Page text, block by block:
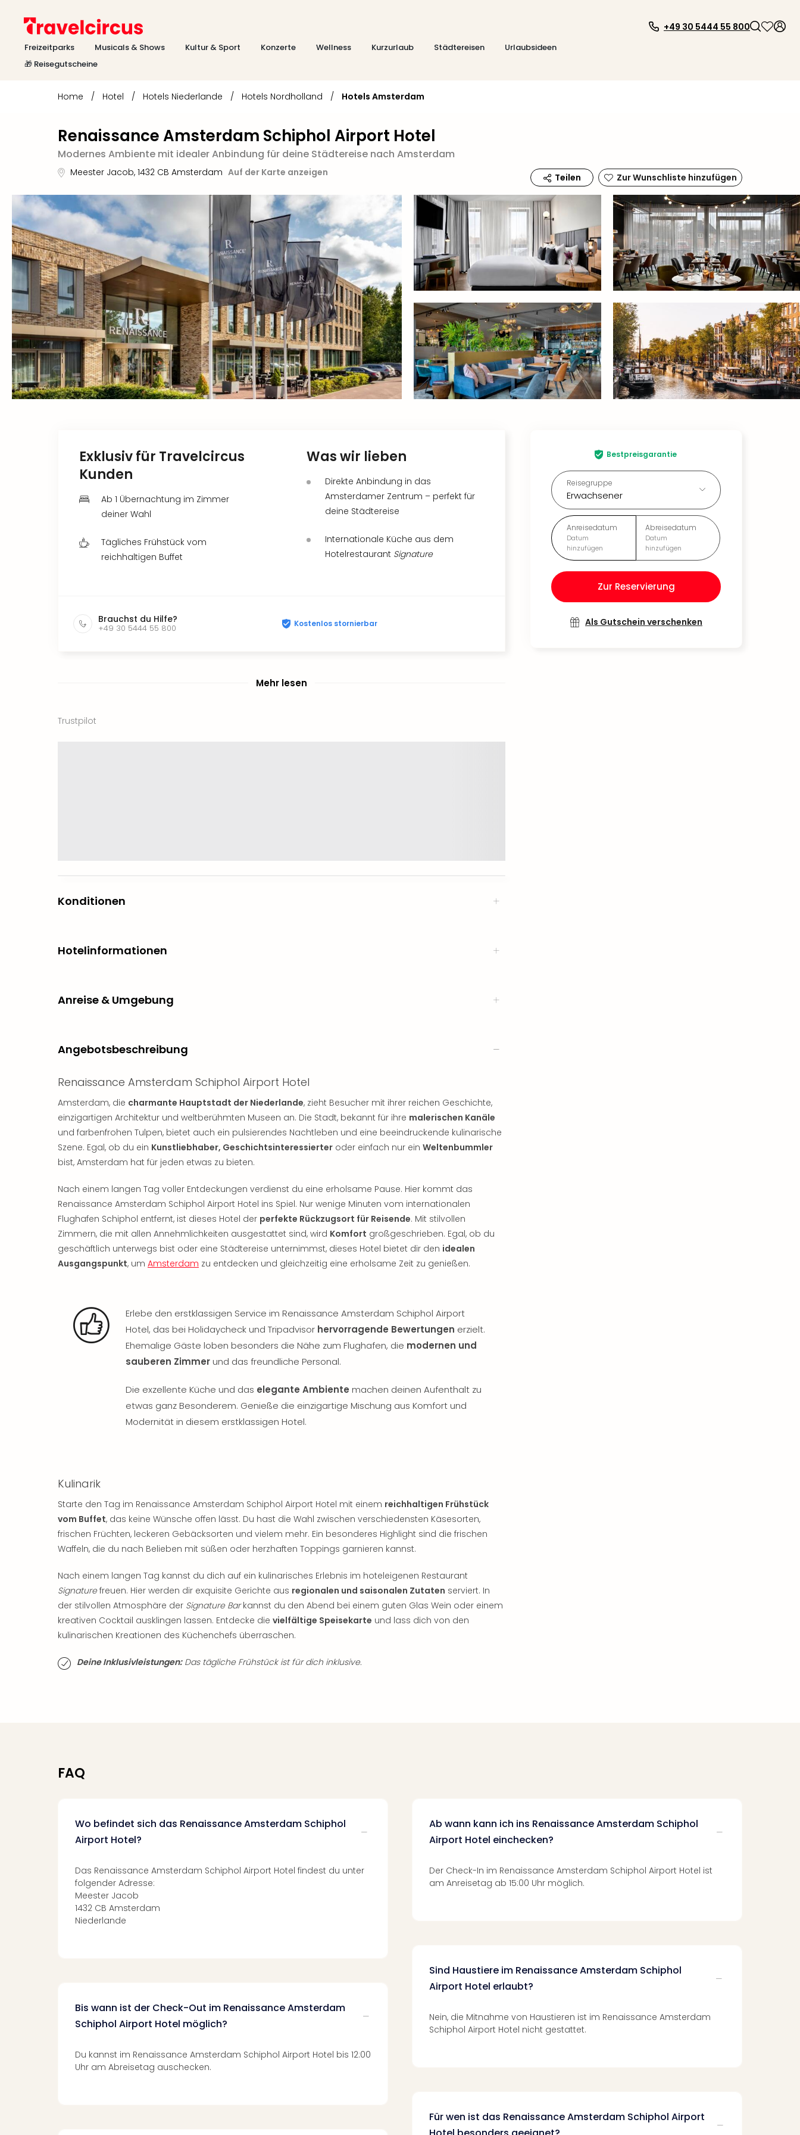
Freizeitparks Musicals & Shows Kultur & Sport Konzerte Wellness Kurzurlaub Städtereisen
Urlaubsideen
🎁 Reisegutscheine
+49 30 5444 55 800
Home / Hotel / Hotels Niederlande / Hotels Nordholland / Hotels Amsterdam
Renaissance Amsterdam Schiphol Airport Hotel
Modernes Ambiente mit idealer Anbindung für deine Städtereise nach Amsterdam
Meester Jacob, 1432 CB Amsterdam Auf der Karte anzeigen Teilen Zur Wunschliste hinzufügen
Bestpreisgarantie
Reisegruppe
Erwachsener
Anreisedatum
Datum
hinzufügen
Abreisedatum
Datum
hinzufügen
Zur Reservierung
Als Gutschein verschenken
Exklusiv für Travelcircus
Kunden
Ab 1 Übernachtung im Zimmer
deiner Wahl
Tägliches Frühstück vom
reichhaltigen Buffet
Was wir lieben
Direkte Anbindung in das
Amsterdamer Zentrum – perfekt für
deine Städtereise
Internationale Küche aus dem
Hotelrestaurant Signature
Brauchst du Hilfe?
+49 30 5444 55 800 Kostenlos stornierbar
Mehr lesen
Trustpilot
Konditionen
Hotelinformationen
Anreise & Umgebung
Angebotsbeschreibung
Renaissance Amsterdam Schiphol Airport Hotel
Amsterdam, die charmante Hauptstadt der Niederlande, zieht Besucher mit ihrer reichen Geschichte,
einzigartigen Architektur und weltberühmten Museen an. Die Stadt, bekannt für ihre malerischen Kanäle
und farbenfrohen Tulpen, bietet auch ein pulsierendes Nachtleben und eine beeindruckende kulinarische
Szene. Egal, ob du ein Kunstliebhaber, Geschichtsinteressierter oder einfach nur ein Weltenbummler
bist, Amsterdam hat für jeden etwas zu bieten.
Nach einem langen Tag voller Entdeckungen verdienst du eine erholsame Pause. Hier kommt das
Renaissance Amsterdam Schiphol Airport Hotel ins Spiel. Nur wenige Minuten vom internationalen
Flughafen Schiphol entfernt, ist dieses Hotel der perfekte Rückzugsort für Reisende. Mit stilvollen
Zimmern, die mit allen Annehmlichkeiten ausgestattet sind, wird Komfort großgeschrieben. Egal, ob du
geschäftlich unterwegs bist oder eine Städtereise unternimmst, dieses Hotel bietet dir den idealen
Ausgangspunkt, um Amsterdam zu entdecken und gleichzeitig eine erholsame Zeit zu genießen.
Erlebe den erstklassigen Service im Renaissance Amsterdam Schiphol Airport
Hotel, das bei Holidaycheck und Tripadvisor hervorragende Bewertungen erzielt.
Ehemalige Gäste loben besonders die Nähe zum Flughafen, die modernen und
sauberen Zimmerund das freundliche Personal.
Die exzellente Küche und das elegante Ambiente machen deinen Aufenthalt zu
etwas ganz Besonderem. Genieße die einzigartige Mischung aus Komfort und
Modernität in diesem erstklassigen Hotel.
Kulinarik
Starte den Tag im Renaissance Amsterdam Schiphol Airport Hotel mit einem reichhaltigen Frühstück
vom Buffet, das keine Wünsche offen lässt. Du hast die Wahl zwischen verschiedensten Käsesorten,
frischen Früchten, leckeren Gebäcksorten und vielem mehr. Ein besonderes Highlight sind die frischen
Waffeln, die du nach Belieben mit süßen oder herzhaften Toppings garnieren kannst.
Nach einem langen Tag kannst du dich auf ein kulinarisches Erlebnis im hoteleigenen Restaurant
Signaturefreuen. Hier werden dir exquisite Gerichte aus regionalen und saisonalen Zutaten serviert. In
der stilvollen Atmosphäre der Signature Barkannst du den Abend bei einem guten Glas Wein oder einem
kreativen Cocktail ausklingen lassen. Entdecke die vielfältige Speisekarte und lass dich von den
kulinarischen Kreationen des Küchenchefs überraschen.
Deine Inklusivleistungen:Das tägliche Frühstück ist für dich inklusive.
FAQ
Wo befindet sich das Renaissance Amsterdam Schiphol
Airport Hotel?
Das Renaissance Amsterdam Schiphol Airport Hotel findest du unter
folgender Adresse:
Meester Jacob
1432 CB Amsterdam
Niederlande
Bis wann ist der Check-Out im Renaissance Amsterdam
Schiphol Airport Hotel möglich?
Du kannst im Renaissance Amsterdam Schiphol Airport Hotel bis 12:00
Uhr am Abreisetag auschecken.
Ab wann kann ich ins Renaissance Amsterdam Schiphol
Airport Hotel einchecken?
Der Check-In im Renaissance Amsterdam Schiphol Airport Hotel ist
am Anreisetag ab 15:00 Uhr möglich.
Sind Haustiere im Renaissance Amsterdam Schiphol
Airport Hotel erlaubt?
Nein, die Mitnahme von Haustieren ist im Renaissance Amsterdam
Schiphol Airport Hotel nicht gestattet.
Für wen ist das Renaissance Amsterdam Schiphol Airport